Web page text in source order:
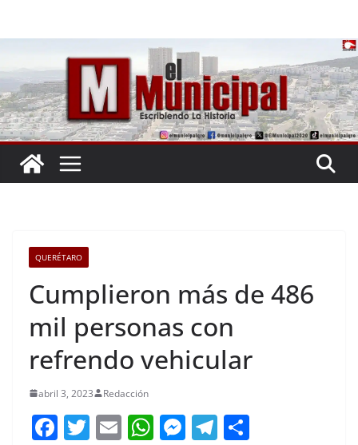
QUERÉTARO
Cumplieron más de 486
mil personas con
refrendo vehicular
abril 3, 2023 Redacción
F T E W M T